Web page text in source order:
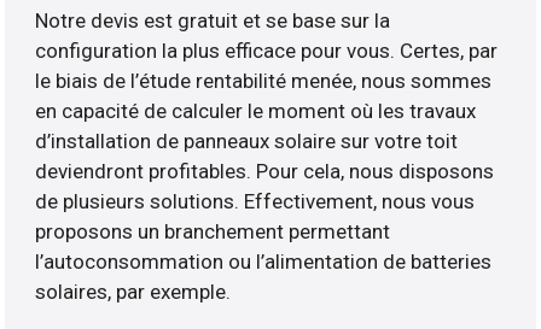
Notre devis est gratuit et se base sur la
configuration la plus efficace pour vous. Certes, par
le biais de l’étude rentabilité menée, nous sommes
en capacité de calculer le moment où les travaux
d’installation de panneaux solaire sur votre toit
deviendront profitables. Pour cela, nous disposons
de plusieurs solutions. Effectivement, nous vous
proposons un branchement permettant
l’autoconsommation ou l’alimentation de batteries
solaires, par exemple.